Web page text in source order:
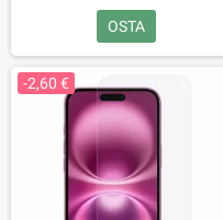
OSTA
-2,60 €